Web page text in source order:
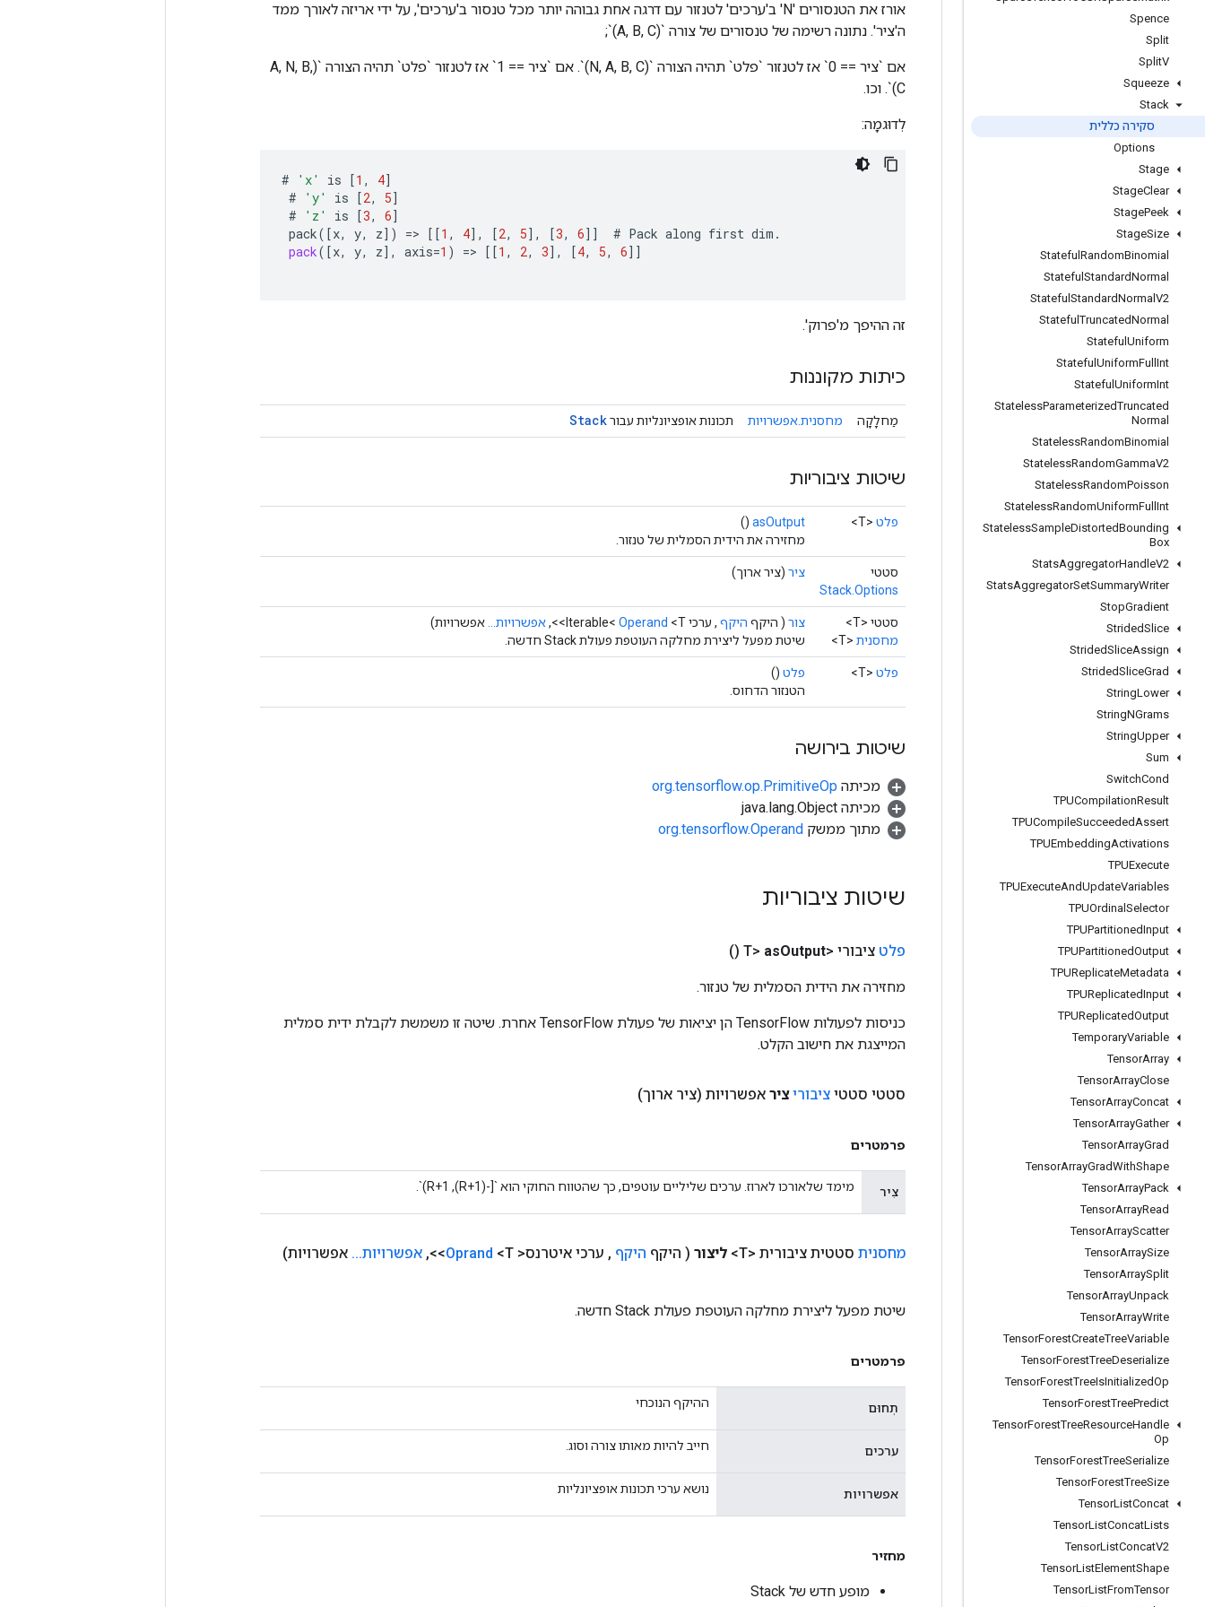
Spence
Split
SplitV
Squeeze
Stack
סקירה כללית
Options
Stage
StageClear
StagePeek
StageSize
Stateful RandomBinomial
Stateful StandardNormal
Stateful StandardNormal V2
StatefulTruncatedNormal
Stateful Uniform
Stateful UniformFull Int
Stateful UniformInt
StatelessParameterizedTruncated
Normal
StatelessRandomBinomial
StatelessRandomGammaV2
StatelessRandomPoisson
StatelessRandomUniformFull Int
StatelessSampleDistortedBounding
Box
StatsAggregatorHandleV2
StatsAggregatorSetSummaryWriter
StopGradient
StridedSlice
StridedSliceAssign
StridedSliceGrad
StringLower
StringNGrams
StringUpper
Sum
SwitchCond
TPUCompilationResult
TPUCompileSucceededAssert
TPUEmbeddingActivations
TPUExecute
TPUExecuteAndUpdateVariables
TPUOrdinal Selector
TPUPartitionedInput
TPUPartitionedOutput
TPUReplicateMetadata
TPUReplicatedInput
TPUReplicatedOutput
TemporaryVariable
TensorArray
TensorArrayClose
TensorArrayConcat
TensorArrayGather
TensorArrayGrad
TensorArrayGradWithShape
TensorArrayPack
TensorArrayRead
TensorArrayScatter
TensorArraySize
TensorArraySplit
TensorArrayUnpack
TensorArrayWrite
TensorForestCreateTreeVariable
TensorForestTreeDeserialize
TensorForestTreeIsInitializedOp
TensorForestTreePredict
TensorForestTreeResourceHandle
Op
TensorForestTreeSerialize
TensorForestTreeSize
TensorListConcat
TensorListConcatLists
TensorListConcatV2
TensorListElementShape
TensorListFromTensor
אורז את הטנסורים 'N' ב'ערכים' לטנזור עם דרגה אחת גבוהה יותר מכל טנסור ב'ערכים', על ידי אריזה לאורך ממד
ה'ציר'. נתונה רשימה של טנסורים של צורה `(A, B, C)`;
אם `ציר == 0` אז לטנזור `פלט` תהיה הצורה `(N, A, B, C)`. אם `ציר == 1` אז לטנזור `פלט` תהיה הצורה `(A, N, B,
C)`. וכו.
לְדוּגמָה:
# 'x' is [1 , 4]
#
'y' is [2, 5]
#
'z' is [3, 6]
pack( [x, y, z] ) => [[1 , 4] , [2, 5] , [3, 6]] # Pack along first dim .
pack( [x, y, z] , axis=1 ) => [[1 , 2, 3] , [4, 5, 6]]
זה ההיפך מ'פרוק'.
כיתות מקוננות
מַחלָקָה מחסנית.אפשרויות תכונות אופציונליות עבורStack
שיטות ציבוריות
פלט <T>
asOutput
()
מחזירה את הידית הסמלית של טנזור.
סטטי
Stack.Options
ציר (ציר ארוך)
סטטי <T>
מחסנית <T>
צור ( היקף היקף , ערכי Iterable< Operand <T>>, אפשרויות...
אפשרויות)
שיטת מפעל ליצירת מחלקה העוטפת פעולת Stack חדשה.
פלט <T> פלט ()
הטנזור הדחוס.
שיטות בירושה
מכיתה org.tensorflow.op.PrimitiveOp
מכיתה java.lang.Object
מתוך ממשק org.tensorflow.Operand
שיטות ציבוריות
פלט ציבורי <T> asOutput
()
מחזירה את הידית הסמלית של טנזור.
כניסות לפעולות TensorFlow הן יציאות של פעולת TensorFlow אחרת. שיטה זו משמשת לקבלת ידית סמלית
המייצגת את חישוב הקלט.
סטטי סטטי ציבורי ציר אפשרויות (ציר ארוך)
פרמטרים
צִיר מימד שלאורכו לארוז. ערכים שליליים עוטפים, כך שהטווח החוקי הוא `[-(R+1), R+1)`.
מחסנית סטטית ציבורית <T> ליצור ( היקף היקף , ערכי איטרנס< Oprand <T>>
, אפשרויות.
.
. אפשרויות)
שיטת מפעל ליצירת מחלקה העוטפת פעולת Stack חדשה.
פרמטרים
תְחוּם ההיקף הנוכחי
ערכים חייב להיות מאותו צורה וסוג.
אפשרויות נושא ערכי תכונות אופציונליות
מחזיר
מופע חדש של Stack